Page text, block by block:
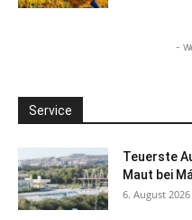
-
Service
Teuerste
Maut bei
6. August 2026